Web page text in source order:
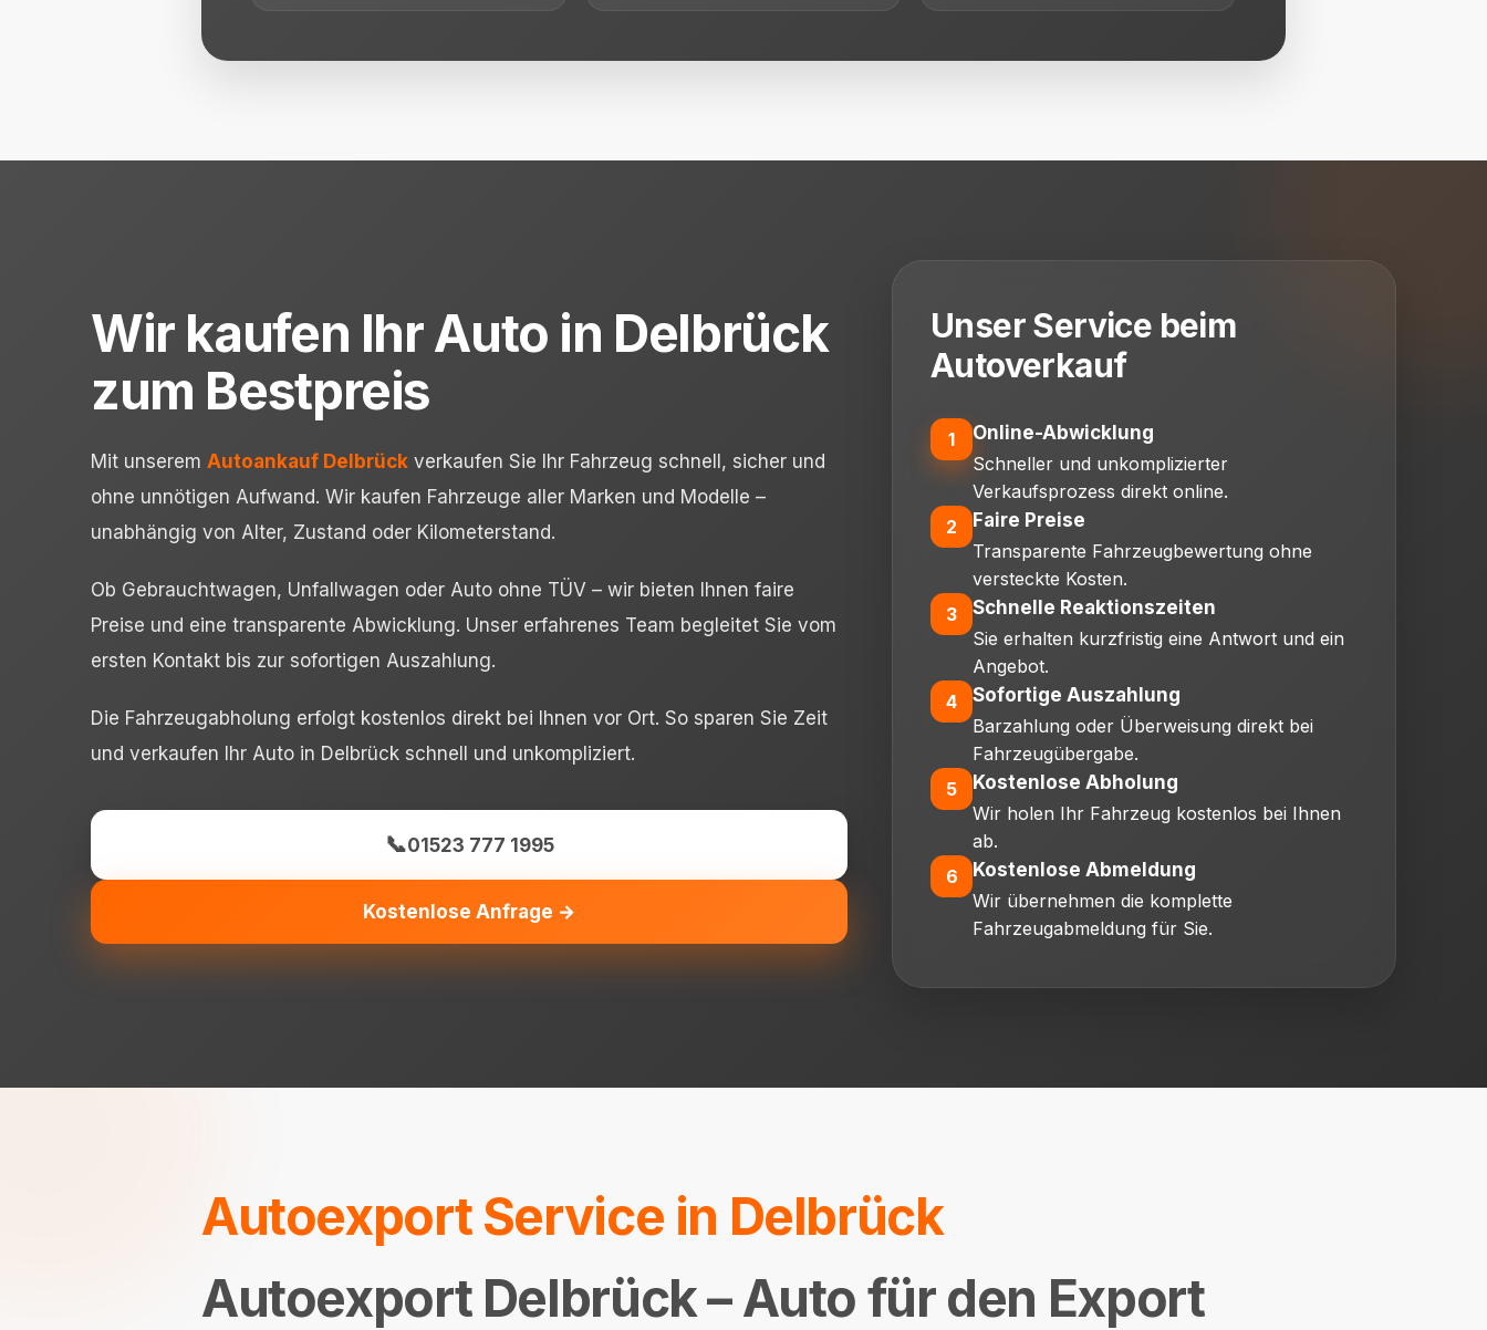
Wir kaufen Ihr Auto in Delbrück
zum Bestpreis
Mit unserem Autoankauf Delbrück verkaufen Sie Ihr Fahrzeug schnell, sicher und
ohne unnötigen Aufwand. Wir kaufen Fahrzeuge aller Marken und Modelle –
unabhängig von Alter, Zustand oder Kilometerstand.
Ob Gebrauchtwagen, Unfallwagen oder Auto ohne TÜV – wir bieten Ihnen faire
Preise und eine transparente Abwicklung. Unser erfahrenes Team begleitet Sie vom
ersten Kontakt bis zur sofortigen Auszahlung.
Die Fahrzeugabholung erfolgt kostenlos direkt bei Ihnen vor Ort. So sparen Sie Zeit
und verkaufen Ihr Auto in Delbrück schnell und unkompliziert.
📞01523 777 1995
Kostenlose Anfrage →
Unser Service beim
Autoverkauf
1
Online-Abwicklung
Schneller und unkomplizierter
Verkaufsprozess direkt online.
2
Faire Preise
Transparente Fahrzeugbewertung ohne
versteckte Kosten.
3
Schnelle Reaktionszeiten
Sie erhalten kurzfristig eine Antwort und ein
Angebot.
4
Sofortige Auszahlung
Barzahlung oder Überweisung direkt bei
Fahrzeugübergabe.
5
Kostenlose Abholung
Wir holen Ihr Fahrzeug kostenlos bei Ihnen
ab.
6
Kostenlose Abmeldung
Wir übernehmen die komplette
Fahrzeugabmeldung für Sie.
Autoexport Service in Delbrück
Autoexport Delbrück – Auto für den Export